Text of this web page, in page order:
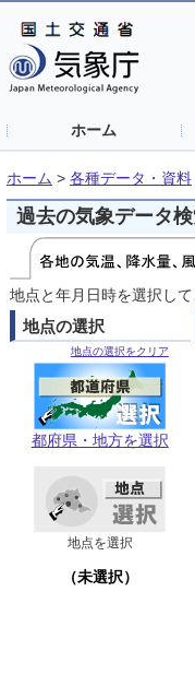
ホーム
ホーム > 各種データ・資料
過去の気象データ
地点と年月日時を選択し
地点の選択
地点の選択をクリア
都府県・地方を選択
地点を選択
（未選択）